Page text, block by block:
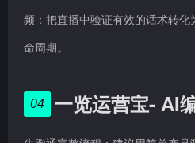
频：把直播中验证有效的话术转
命周期。
04 一览运营宝- AI